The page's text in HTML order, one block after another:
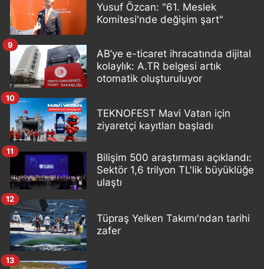
Yusuf Özcan: "61. Meslek
Komitesi'nde değişim şart"
AB’ye e-ticaret ihracatında dijital
kolaylık: A.TR belgesi artık
otomatik oluşturuluyor
9
TEKNOFEST Mavi Vatan için
ziyaretçi kayıtları başladı
10
Bilişim 500 araştırması açıklandı:
Sektör 1,6 trilyon TL'lik büyüklüğe
ulaştı
11
Tüpraş Yelken Takımı'ndan tarihi
zafer
12
13